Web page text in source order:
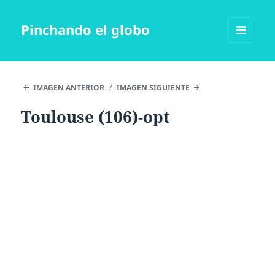
Pinchando el globo
IMAGEN ANTERIOR
IMAGEN SIGUIENTE
Toulouse (106)-opt